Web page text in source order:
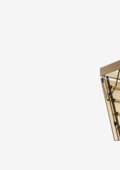
Ламинированная
Комплектующие к
Кровельная вентиляция